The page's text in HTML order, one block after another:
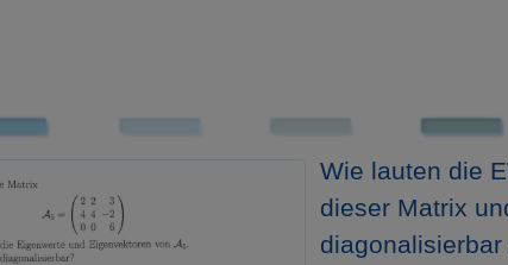
Wie lauten die
dieser Matrix